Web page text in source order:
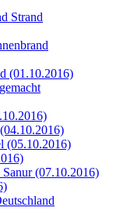
Strand
(01.10.2016)
(05.10.2016)
(07.10.2016)